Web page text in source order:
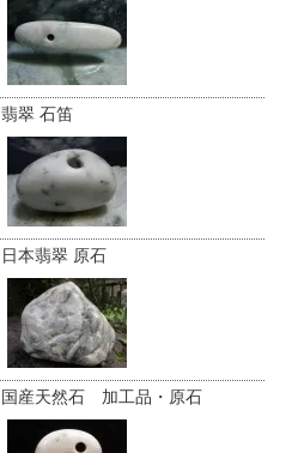
翡翠 石笛
日本翡翠 原石
国産天然石 加工品・原石